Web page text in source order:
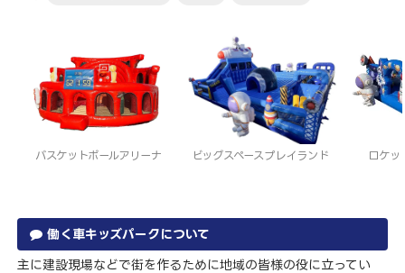
バスケットボールアリーナ ビッグスペースプレイランド ロケッ
働く車キッズパークについて
主に建設現場などで街を作るために地域の皆様の役に立ってい